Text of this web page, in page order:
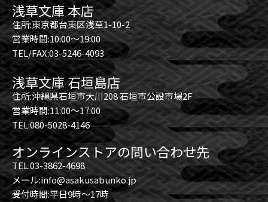
浅草文庫 本店
住所:東京都台東区浅草1-10-2
営業時間:10:00～19:00
TEL/FAX:03-5246-4093
浅草文庫 石垣島店
住所:沖縄県石垣市大川208 石垣市公設市場2F
営業時間:11:00～17:00
TEL:080-5028-4146
オンラインストアの問い合わせ先
TEL:03-3862-4698
メール:info@asakusabunko.jp
受付時間:平日9時～17時